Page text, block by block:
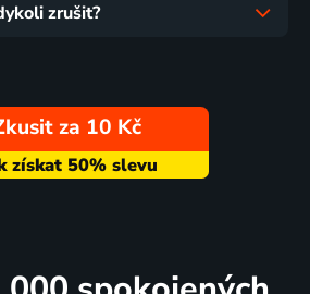
zrušit?
za 10 Kč